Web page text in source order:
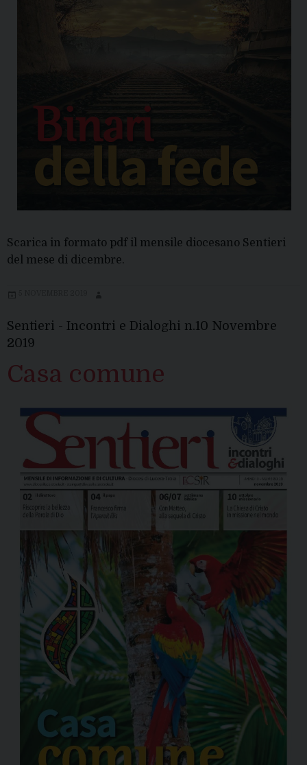
Scarica in formato pdf il mensile diocesano Sentieri
del mese di dicembre.
Sentieri - Incontri e Dialoghi n.10 Novembre
2019
Casa comune